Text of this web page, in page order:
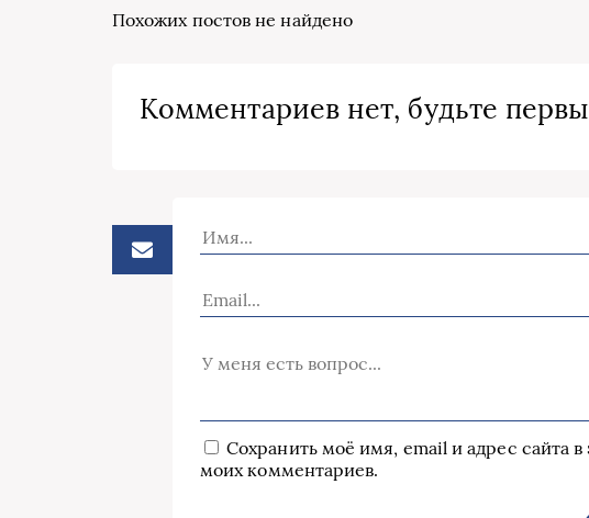
Похожих постов не найдено
Комментариев нет, будьте
Сохранить моё имя, email и адрес сайта
моих комментариев.